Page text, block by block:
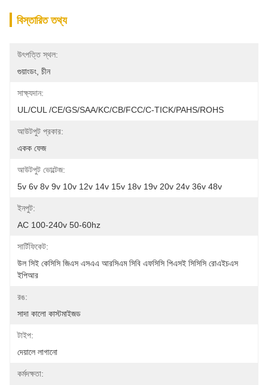
বিস্তারিত তথ্য
উৎপত্তি স্থল:
গুয়াংডং, চীন
সাক্ষ্যদান:
UL/cUL /CE/GS/SAA/KC/CB/FCC/C-TICK/PAHS/ROHS
আউটপুট প্রকার:
একক ফেজ
আউটপুট ভোল্টেজ:
5v 6v 8v 9v 10v 12v 14v 15v 18v 19v 20v 24v 36v 48v
ইনপুট:
AC 100-240v 50-60hz
সার্টিফিকেট:
উল সিই কেসিসি জিএস এসএএ আরসিএম সিবি এফসিসি পিএসই সিসিসি রোএইচএস
ইপিআর
রঙ:
সাদা কালো কাস্টমাইজড
টাইপ:
দেয়ালে লাগানো
কর্মদক্ষতা: